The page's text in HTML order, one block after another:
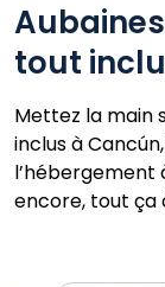
tout
Mettez la main
inclus à
l’hébergement
encore, tout ça